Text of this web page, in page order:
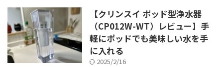
【クリンスイ ポッド型浄水器
（CP012W-WT）レビュー】手
軽にポッドでも美味しい水を手
に入れる
2025/2/16